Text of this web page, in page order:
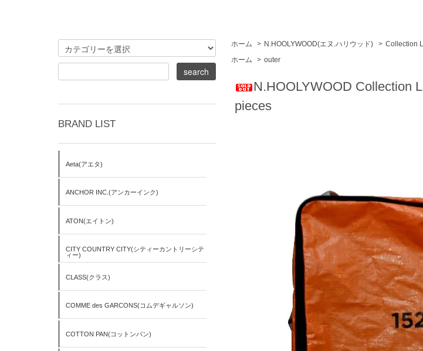
ホーム > N.HOOLYWOOD(エヌ.ハリウッド) > Collection
ホーム
> outer
N.HOOLYWOOD Collection
pieces
BRAND LIST
Aeta(アエタ)
ANCHOR INC.(アンカーインク)
ATON(エイトン)
CITY COUNTRY CITY(シティーカントリーシテ
ィー)
CLASS(クラス)
COMME des GARCONS(コムデギャルソン)
COTTON PAN(コットンパン)